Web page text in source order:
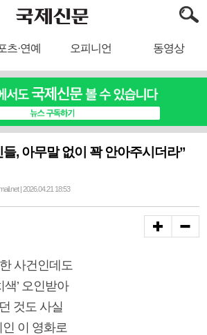
츠·연예 오피니언 동영상
, 아무말 없이 꽉 안아주시더라”
| 2026.04.21 18:53
사건인데도
색’ 오인받아
것도 사실
인 이 영화로